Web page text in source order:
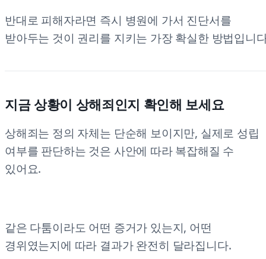
반대로 피해자라면 즉시 병원에 가서 진단서를
받아두는 것이 권리를 지키는 가장 확실한 방법입니
지금 상황이 상해죄인지 확인해 보세요
상해죄는 정의 자체는 단순해 보이지만, 실제로 성립
여부를 판단하는 것은 사안에 따라 복잡해질 수
있어요.
같은 다툼이라도 어떤 증거가 있는지, 어떤
경위였는지에 따라 결과가 완전히 달라집니다.